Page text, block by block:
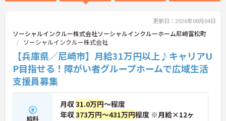
更新日：2026年08月04日
ソーシャルインクルー株式会社ソーシャルインクルーホーム尼崎富松町
ソーシャルインクルー株式会社
【兵庫県／尼崎市】月給31万円以上♪キャリアU
P目指せる！障がい者グループホームで広域生活
支援員募集
給料
月収31.0万円～程度
年収373万円～431万円程度 ※月給×12ヶ